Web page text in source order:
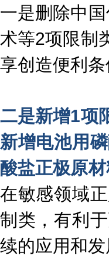
一是删除中
术等2项限制
享创造便利条
二是新增1项
新增电池用
酸盐正极原
在敏感领域
制类，有利
续的应用和发